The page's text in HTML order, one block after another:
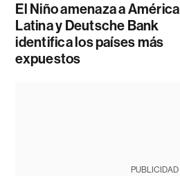
El Niño amenaza a América
Latina y Deutsche Bank
identifica los países más
expuestos
PUBLICIDAD